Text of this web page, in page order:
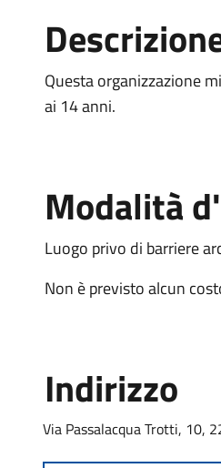
Questa organizzazione
ai 14 anni.
Modalità
Luogo privo di barriere
Non è previsto alcun
Indirizzo
Via Passalacqua Trotti, 10,